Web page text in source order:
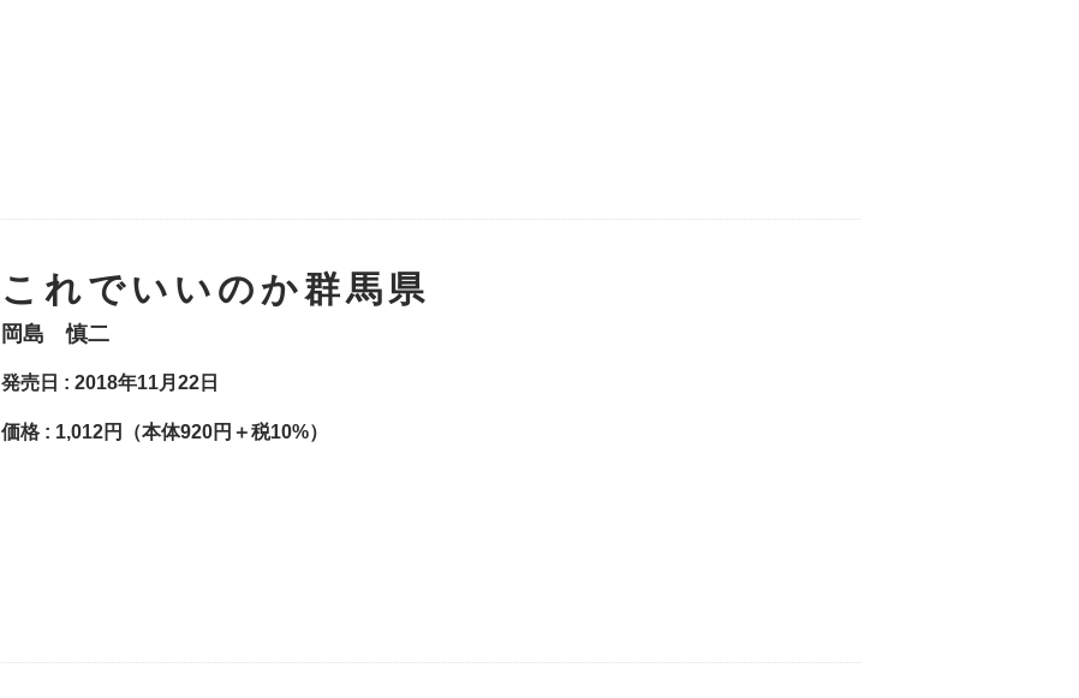
これでいいのか群馬県
岡島 慎二
発売日 : 2018年11月22日
価格 : 1,012円（本体920円＋税10%）